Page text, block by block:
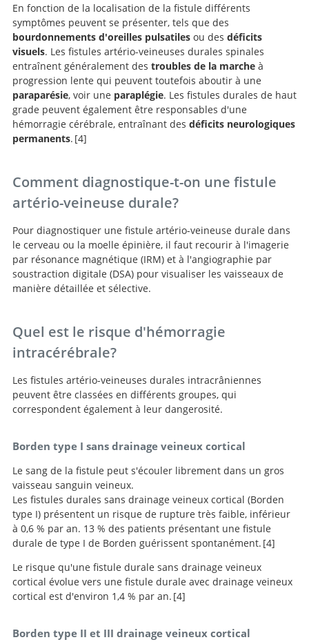
En fonction de la localisation de la fistule différents
symptômes peuvent se présenter, tels que des
bourdonnements d'oreilles pulsatilesou des déficits
visuels. Les fistules artério-veineuses durales spinales
entraînent généralement des troubles de la marcheà
progression lente qui peuvent toutefois aboutir à une
paraparésie, voir une paraplégie. Les fistules durales de haut
grade peuvent également être responsables d'une
hémorragie cérébrale, entraînant des déficits neurologiques
permanents. 4
Arteriovenous Fistulae.
Comment diagnostique-t-on une fistule
artério-veineuse durale?
Pour diagnostiquer une fistule artério-veineuse durale dans
le cerveau ou la moelle épinière, il faut recourir à l'imagerie
par résonance magnétique (IRM) et à l'angiographie par
soustraction digitale (DSA) pour visualiser les vaisseaux de
manière détaillée et sélective.
Quel est le risque d'hémorragie
intracérébrale?
Les fistules artério-veineuses durales intracrâniennes
peuvent être classées en différents groupes, qui
correspondent également à leur dangerosité.
Borden type I sans drainage veineux cortical
Le sang de la fistule peut s'écouler librement dans un gros
vaisseau sanguin veineux.
Les fistules durales sans drainage veineux cortical (Borden
type I) présentent un risque de rupture très faible, inférieur
à 0,6 % par an. 13 % des patients présentant une fistule
durale de type I de Borden guérissent spontanément. 4
Intracranial Dural
Arteriovenous Fistulae.
Le risque qu'une fistule durale sans drainage veineux
cortical évolue vers une fistule durale avec drainage veineux
cortical est d'environ 1,4 % par an. 4
Arteriovenous Fistulae.
Borden type II et III drainage veineux cortical